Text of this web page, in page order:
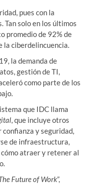
pues con la
Tan solo en los últimos
promedio de 92% de
la ciberdelincuencia.
la demanda de
gestión de TI,
como parte de los
que IDC llama
, que incluye otros
y seguridad,
de infraestructura,
atraer y retener al
Future of Work”,